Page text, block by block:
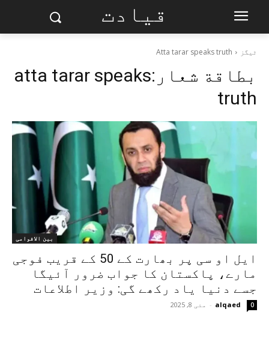
قیادت
ٹیگز Atta tarar speaks truth
بطاقة شعار:atta tarar speaks
truth
بین الاقوامی
ایل او سی پر بھارت کے 50 کے قریب فوجی
مارے، پاکستان کا جواب ضرور آئیگا
جسے دنیا یاد رکھے گی: وزیر اطلاعات
alqaed
- مئی 8, 2025 0